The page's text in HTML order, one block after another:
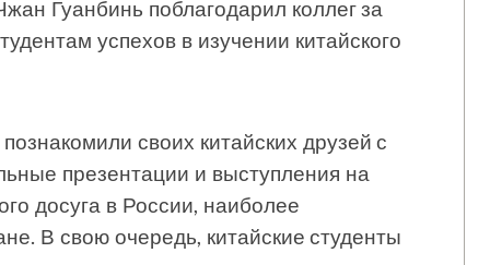
Гуанбинь поблагодарил коллег за
успехов в изучении китайского
своих китайских друзей с
презентации и выступления на
досуга в России, наиболее
В свою очередь, китайские студенты